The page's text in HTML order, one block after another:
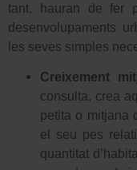
tant, hauran de fer
desenvolupaments
les seves simples
Creixement
consulta, crea
petita o mitjana
el seu pes
quantitat